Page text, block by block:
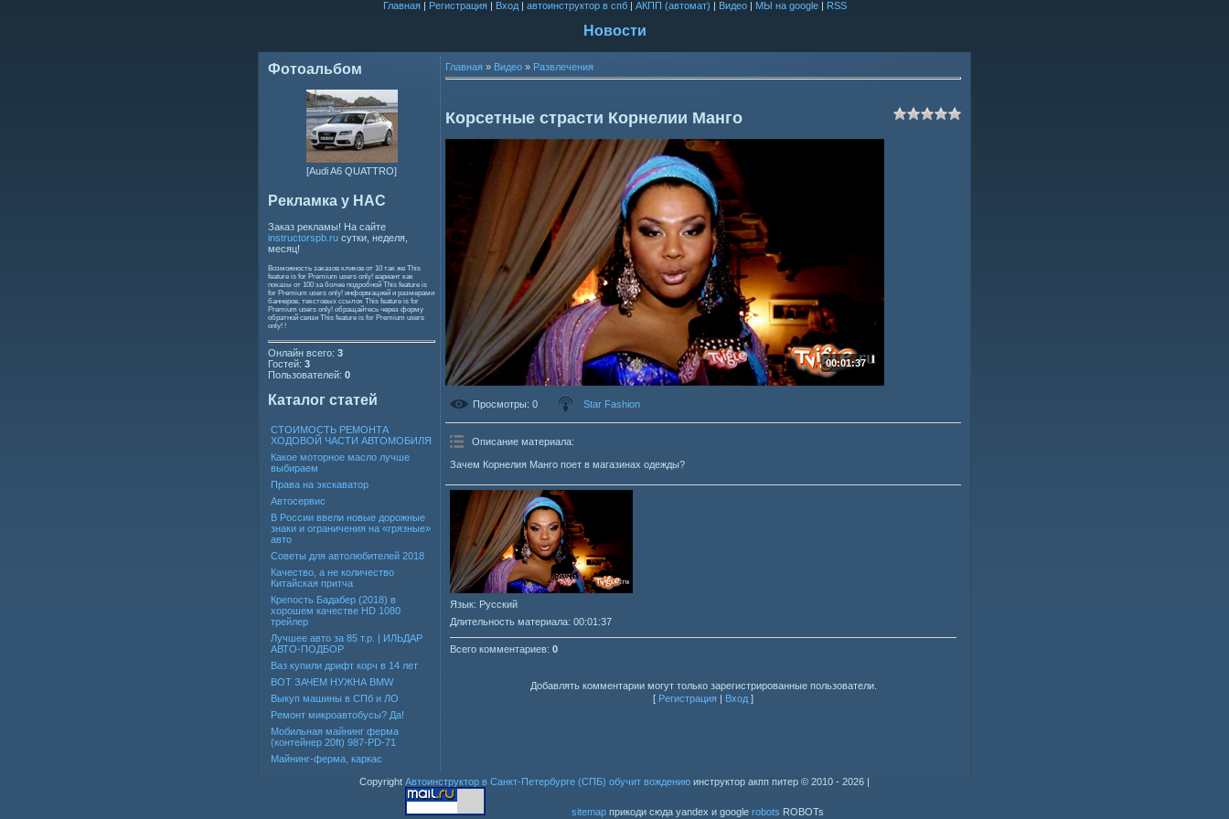
Главная| Регистрация| Вход| автоинструктор в спб| АКПП (автомат) | Видео| МЫ на google| RSS
Новости
Фотоальбом
[Audi A6 QUATTRO]
Рекламка у НАС
Заказ рекламы! На сайте
instructorspb.ru сутки, неделя,
месяц!
Возможность заказов кликов от 10 так же This
feature is for Premium users only! вариант как
показы от 100 за более подробной This feature is
for Premium users only! информацией и размерами
баннеров, текстовых ссылок This feature is for
Premium users only! обращайтесь через форму
обратной связи This feature is for Premium users
only! !
Онлайн всего: 3
Гостей: 3
Пользователей: 0
Каталог статей
СТОИМОСТЬ РЕМОНТА
ХОДОВОЙ ЧАСТИ АВТОМОБИЛЯ
Какое моторное масло лучше
выбираем
Права на экскаватор
Автосервис
В России ввели новые дорожные
знаки и ограничения на «грязные»
авто
Советы для автолюбителей 2018
Качество, а не количество
Китайская притча
Крепость Бадабер (2018) в
хорошем качестве HD 1080
трейлер
Лучшее авто за 85 т.р. | ИЛЬДАР
АВТО-ПОДБОР
Ваз купили дрифт корч в 14 лет
ВОТ ЗАЧЕМ НУЖНА BMW
Выкуп машины в СПб и ЛО
Ремонт микроавтобусы? Да!
Мобильная майнинг ферма
(контейнер 20ft) 987-PD-71
Майнинг-ферма, каркас
Главная » Видео » Развлечения
Корсетные страсти Корнелии Манго
00:01:37
Просмотры: 0 Star Fashion
Описание материала:
Зачем Корнелия Манго поет в магазинах одежды?
Язык: Русский
Длительность материала: 00:01:37
Всего комментариев: 0
Добавлять комментарии могут только зарегистрированные пользователи.
[ Регистрация | Вход ]
Copyright Автоинструктор в Санкт-Петербурге (СПБ) обучит вождению инструктор акпп питер © 2010 - 2026 |
sitemap прикоди сюда yandex и google robots ROBOTs